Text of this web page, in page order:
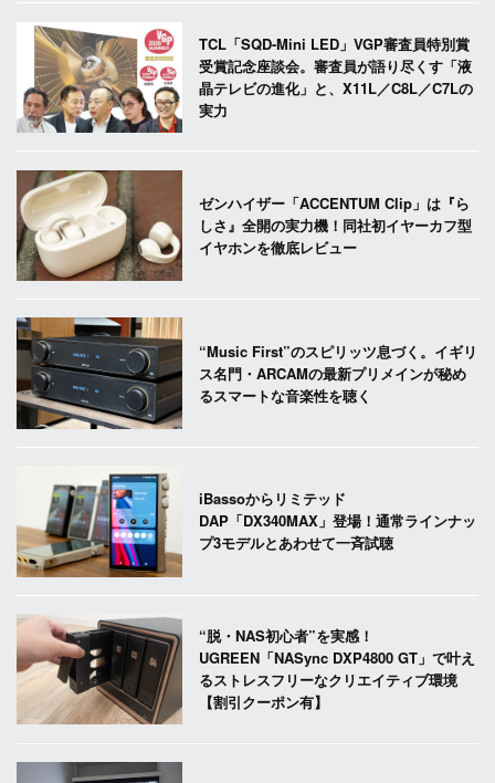
TCL「SQD-Mini LED」VGP審査員特別賞
受賞記念座談会。審査員が語り尽くす「液
晶テレビの進化」と、X11L／C8L／C7Lの
実力
ゼンハイザー「ACCENTUM Clip」は『ら
しさ』全開の実力機！同社初イヤーカフ型
イヤホンを徹底レビュー
“Music First”のスピリッツ息づく。イギリ
ス名門・ARCAMの最新プリメインが秘め
るスマートな音楽性を聴く
iBassoからリミテッド
DAP「DX340MAX」登場！通常ラインナッ
プ3モデルとあわせて一斉試聴
“脱・NAS初心者”を実感！
UGREEN「NASync DXP4800 GT」で叶え
るストレスフリーなクリエイティブ環境
【割引クーポン有】